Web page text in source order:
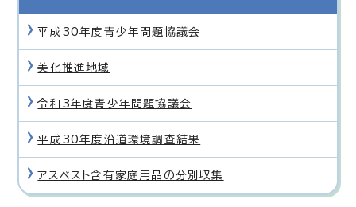
平成30年度青少年問題協議会
美化推進地域
令和3年度青少年問題協議会
平成30年度沿道環境調査結果
アスベスト含有家庭用品の分別収集